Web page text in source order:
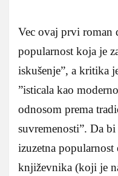
Vec ovaj prvi roman
popularnost koja je
iskušenje”, a kritika
”isticala kao
odnosom prema
suvremenosti”. Da
izuzetna
književnika (koji je